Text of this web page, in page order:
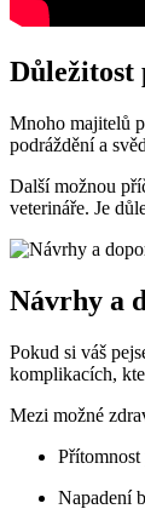
Důležitost
Mnoho majitelů
podráždění a
Další možnou
veterináře. Je
Návrhy a
Pokud si váš
komplikacích,
Mezi možné
Napadení